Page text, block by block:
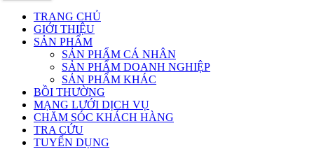
TRANG CHỦ
GIỚI THIỆU
SẢN PHẨM
SẢN PHẨM CÁ NHÂN
SẢN PHẨM DOANH NGHIỆP
SẢN PHẨM KHÁC
BỒI THƯỜNG
MẠNG LƯỚI DỊCH VỤ
CHĂM SÓC KHÁCH HÀNG
TRA CỨU
TUYỂN DỤNG